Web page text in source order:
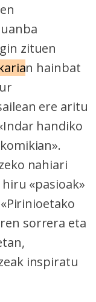
zituen
n hainbat
ere aritu
handiko
nahiari
«pasioak»
sorrera eta
inspiratu